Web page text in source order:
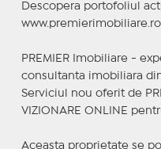
Descopera portofoliul
www.premierimobiliare.ro.
PREMIER Imobiliare -
consultanta imobiliara din
Serviciul nou oferit de
VIZIONARE ONLINE
Aceasta proprietate se